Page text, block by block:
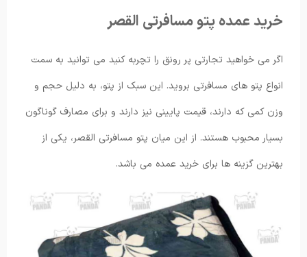
خرید عمده پتو مسافرتی القصر
اگر می خواهید تجارتی پر رونق را تچربه کنید می توانید به سمت
انواع پتو های مسافرتی بروید. این سبک از پتو، به دلیل حجم و
وزن کمی که دارند، قیمت پایینی نیز دارند و برای مصارف گوناگون
بسیار محبوب هستند. از این میان پتو مسافرتی القصر، یکی از
بهترین گزینه ها برای خرید عمده می باشد.